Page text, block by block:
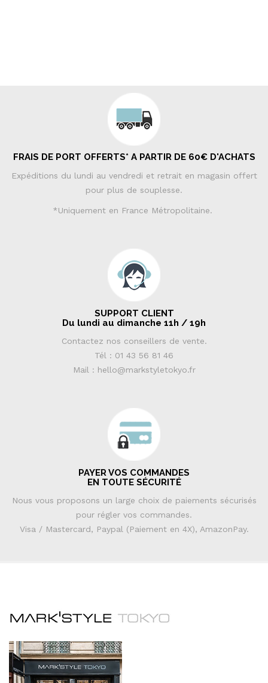
FRAIS DE PORT OFFERTS* A PARTIR DE 60€ D'ACHATS
Expéditions du lundi au vendredi et retrait en magasin offert
pour plus de souplesse.
*Uniquement en France Métropolitaine.
SUPPORT CLIENT
Du lundi au dimanche 11h / 19h
Contactez nos conseillers de vente.
Tél : 01 43 56 81 46
Mail : hello@markstyletokyo.fr
PAYER VOS COMMANDES
EN TOUTE SÉCURITÉ
Nous vous proposons un large choix de paiements sécurisés
pour régler vos commandes.
Visa / Mastercard, Paypal (Paiement en 4X), AmazonPay.